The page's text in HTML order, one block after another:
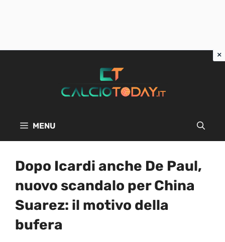
MENU
Dopo Icardi anche De Paul,
nuovo scandalo per China
Suarez: il motivo della
bufera